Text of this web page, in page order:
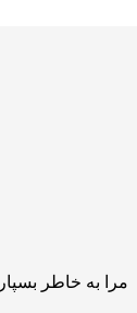
مرا به خاطر بسپار